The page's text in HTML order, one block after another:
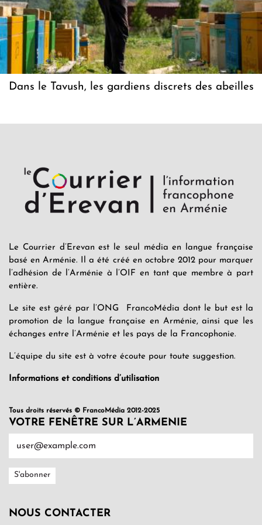
Dans le Tavush, les gardiens discrets des abeilles
Le Courrier d’Erevan est le seul média en langue française
basé en Arménie. Il a été créé en octobre 2012 pour marquer
l’adhésion de l’Arménie à l’OIF en tant que membre à part
entière.
Le site est géré par l’ONG FrancoMédia dont le but est la
promotion de la langue française en Arménie, ainsi que les
échanges entre l’Arménie et les pays de la Francophonie.
L’équipe du site est à votre écoute pour toute suggestion.
Informations et conditions d’utilisation
Tous droits réservés © FrancoMédia 2012-2025
VOTRE FENÊTRE SUR L’ARMENIE
NOUS CONTACTER